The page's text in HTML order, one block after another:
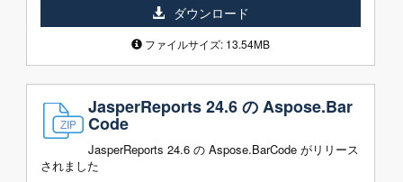
ダウンロード
ファイルサイズ: 13.54MB
JasperReports 24.6 の Aspose.Bar
Code
JasperReports 24.6 の Aspose.BarCode がリリース
されました